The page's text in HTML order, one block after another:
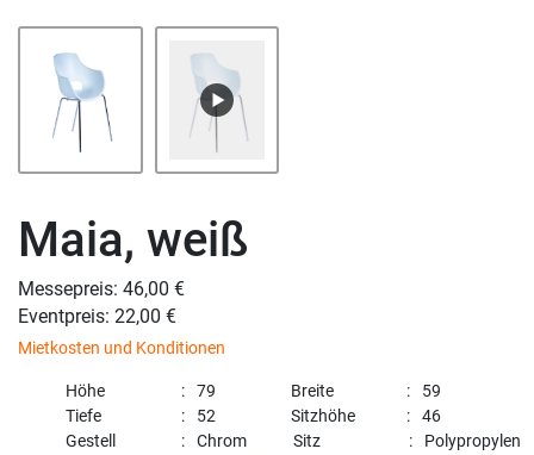
Maia, weiß
Messepreis: 46,00 €
Eventpreis: 22,00 €
Mietkosten und Konditionen
Höhe 79 Breite
59
Tiefe
52 Sitzhöhe
46
Gestell
Chrom Sitz
Polypropylen